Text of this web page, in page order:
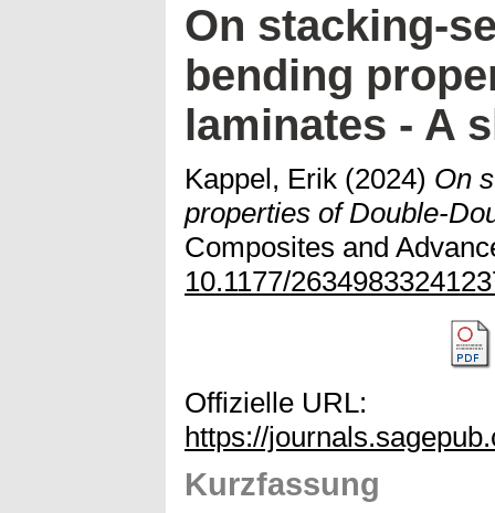
On stacking-
bending
laminates - A
Kappel, Erik (2024) On
properties of Double-
Composites and
10.1177/
Offizielle URL:
https://
Kurzfassung